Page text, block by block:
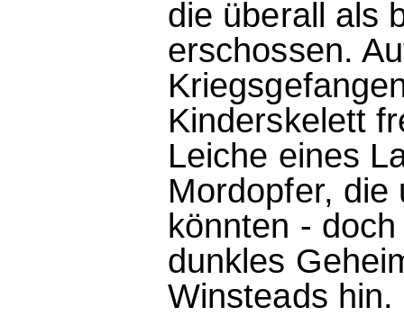
die überall als
erschossen.
Kinderskelett
Leiche eines
Mordopfer, die
könnten -
dunkles
Winsteads hin.